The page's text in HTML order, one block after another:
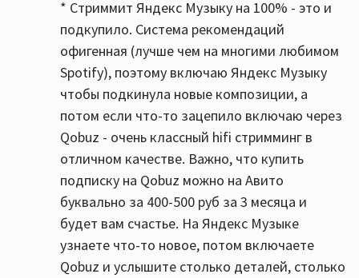
* Стриммит Яндекс Музыку на 100% - это и
подкупило. Система рекомендаций
офигенная (лучше чем на многими любимом
Spotify), поэтому включаю Яндекс Музыку
чтобы подкинула новые композиции, а
потом если что-то зацепило включаю через
Qobuz - очень классный hifi стримминг в
отличном качестве. Важно, что купить
подписку на Qobuz можно на Авито
буквально за 400-500 руб за 3 месяца и
будет вам счастье. На Яндекс Музыке
узнаете что-то новое, потом включаете
Qobuz и услышите столько деталей, столько